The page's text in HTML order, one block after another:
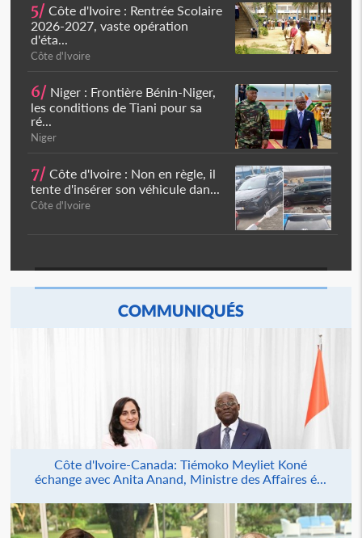
5/ Côte d'Ivoire : Rentrée Scolaire
2026-2027, vaste opération
d'éta...
Côte d'Ivoire
6/ Niger : Frontière Bénin-Niger,
les conditions de Tiani pour sa
ré...
Niger
7/ Côte d'Ivoire : Non en règle, il
tente d'insérer son véhicule dan...
Côte d'Ivoire
COMMUNIQUÉS
Côte d'Ivoire-Canada: Tiémoko Meyliet Koné
échange avec Anita Anand, Ministre des Affaires é...